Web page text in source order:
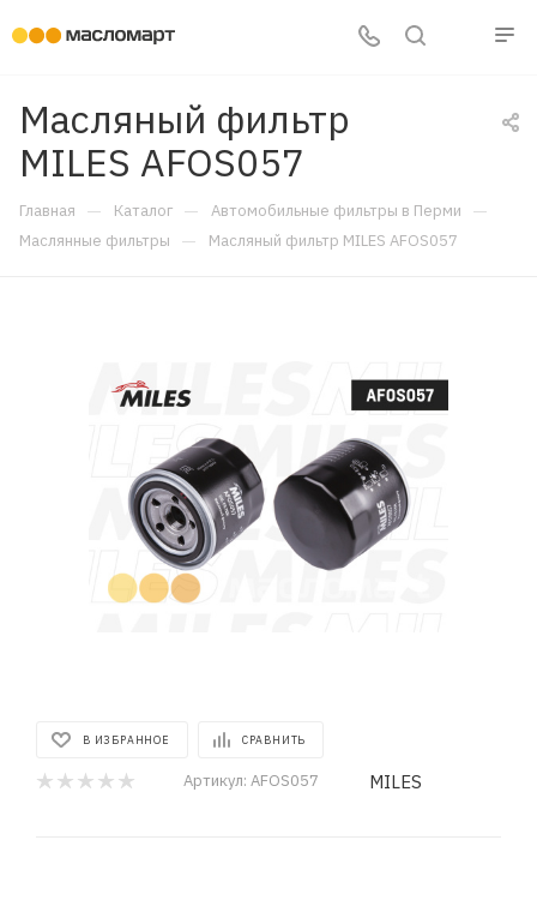
Масляный фильтр
MILES AFOS057
Главная — Каталог — Автомобильные фильтры в Перми —
Маслянные фильтры — Масляный фильтр MILES AFOS057
В ИЗБРАННОЕ СРАВНИТЬ
Артикул: AFOS057 MILES